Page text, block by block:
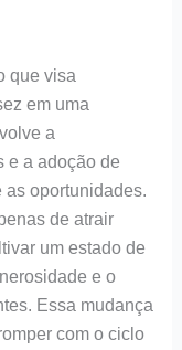
que visa
em uma
a
e a adoção de
as oportunidades.
de atrair
um estado de
e o
Essa mudança
com o ciclo